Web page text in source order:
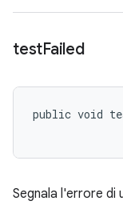
testFailed
public void
Segnala l'errore di